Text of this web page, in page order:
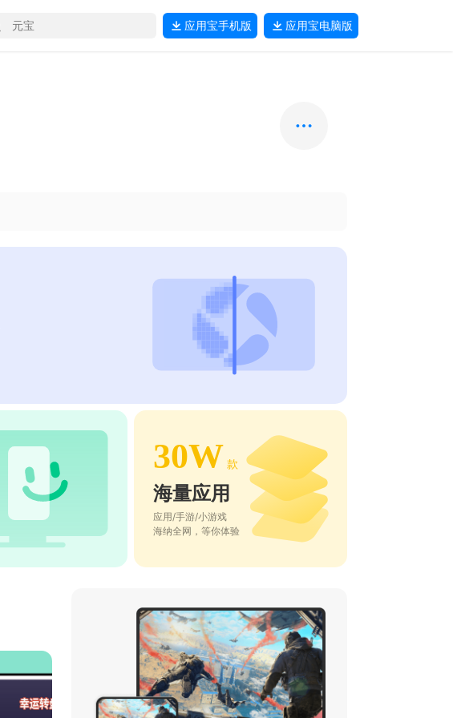
应用宝手机版 应用宝电脑版
30W 款
海量应用
应用/手游/小游戏
海纳全网，等你体验